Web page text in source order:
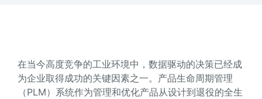
在当今高度竞争的工业环境中，数据驱动的决策已经成
为企业取得成功的关键因素之一。产品生命周期管理
（PLM）系统作为管理和优化产品从设计到退役的全生